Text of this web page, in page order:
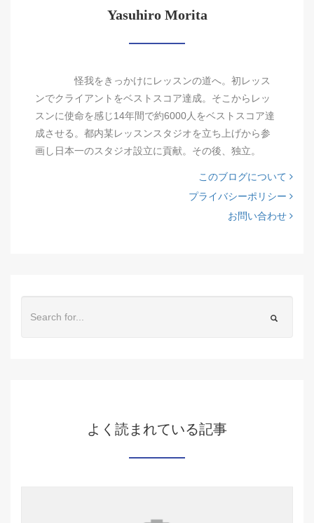
Yasuhiro Morita
怪我をきっかけにレッスンの道へ。初レッス
ンでクライアントをベストスコア達成。そこからレッ
スンに使命を感じ14年間で約6000人をベストスコア達
成させる。都内某レッスンスタジオを立ち上げから参
画し日本一のスタジオ設立に貢献。その後、独立。
このブログについて
プライバシーポリシー
お問い合わせ
よく読まれている記事